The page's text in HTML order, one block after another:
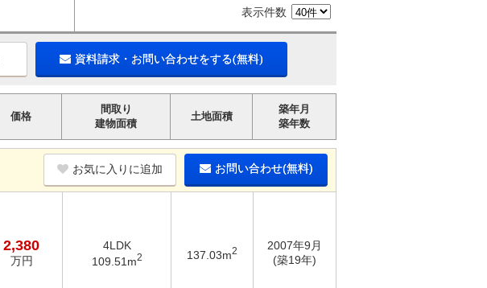
表示件数
資料請求・お問い合わせをする(無料)
価格
間取り
建物面積
土地面積
築年月
築年数
お気に入りに追加 お問い合わせ(無料)
2,380
万円
4LDK
109.51m2 137.03m2
2007年9月
(築19年)